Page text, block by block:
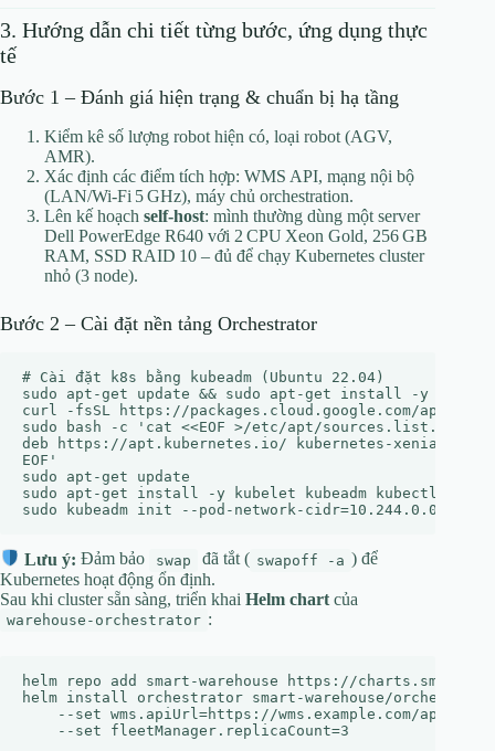
3. Hướng dẫn chi tiết từng bước, ứng dụng thực
tế
Bước 1 – Đánh giá hiện trạng & chuẩn bị hạ tầng
Kiểm kê số lượng robot hiện có, loại robot (AGV,
AMR).
Xác định các điểm tích hợp: WMS API, mạng nội bộ
(LAN/Wi‑Fi 5 GHz), máy chủ orchestration.
Lên kế hoạch self‑host: mình thường dùng một server
Dell PowerEdge R640 với 2 CPU Xeon Gold, 256 GB
RAM, SSD RAID 10 – đủ để chạy Kubernetes cluster
nhỏ (3 node).
Bước 2 – Cài đặt nền tảng Orchestrator
# Cài đặt k8s bằng kubeadm (Ubuntu 22.04)
sudo apt-get update && sudo apt-get install -y apt-
curl -fsSL https://packages.cloud.google.com/apt/
sudo bash -c 'cat <<EOF >/etc/apt/sources.list.d/
deb https://apt.kubernetes.io/ kubernetes-xenial main
EOF'
sudo apt-get update
sudo apt-get install -y kubelet kubeadm kubectl
Lưu ý: Đảm bảo swap đã tắt ( swapoff -a ) để
Kubernetes hoạt động ổn định.
Sau khi cluster sẵn sàng, triển khai Helm chart của
warehouse-orchestrator :
helm repo add smart-warehouse https://
helm install orchestrator smart-warehouse/
    --set wms.apiUrl=https://wms.example.com/api \